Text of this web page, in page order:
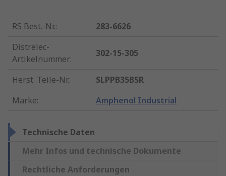
RS Best.-Nr.:
283-6626
Distrelec-
Artikelnummer:
302-15-305
Herst. Teile-Nr.:
SLPPB35BSR
Marke: Amphenol Industrial
Technische Daten
Mehr Infos und technische Dokumente
Rechtliche Anforderungen